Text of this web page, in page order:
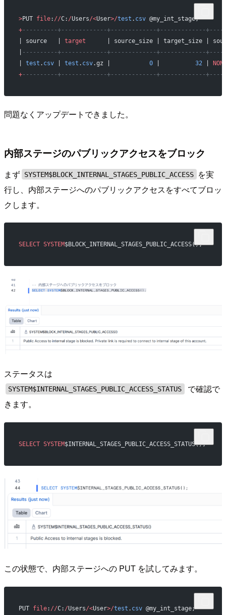
>PUT file: //C: /Users/<User>/test . csv @my_int_stage;
+----------+-------------+-------------+-------------
| source   | target
| source_size | target_size |
----------+-------------+-------------+-------------
test . csv | test . csv.gz | 0 | 32 |
+----------+-------------+-------------+-------------
問題なくアップデートできました。
内部ステージのパブリックアクセスをブロック
まず SYSTEM$BLOCK_INTERNAL_STAGES_PUBLIC_ACCESS
を実
行し、内部ステージへのパブリックアクセスをすべてブロッ
クします。
SELECT SYSTEM$BLOCK_INTERNAL_STAGES_PUBLIC_ACCESS();
ステータスは
SYSTEM$INTERNAL_STAGES_PUBLIC_ACCESS_STATUS
で確認で
きます。
SELECT SYSTEM$INTERNAL_STAGES_PUBLIC_ACCESS_STATUS();
この状態で、内部ステージへの PUT を試してみます。
PUT file: //C: /Users/<User>/test . csv @my_int_stage;